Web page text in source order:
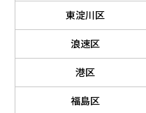
東淀川区
浪速区
港区
福島区